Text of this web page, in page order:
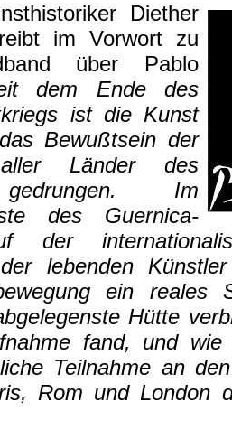
Diether
im Vorwort zu
über Pablo
dem Ende des
ist die Kunst
Bewußtsein der
Länder des
Im
des Guernica-
der
lebenden
ein
Hütte
fand, und
Teilnahme an
Rom und London